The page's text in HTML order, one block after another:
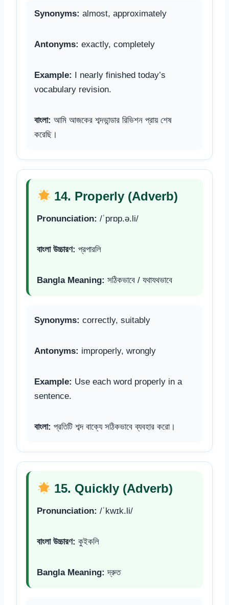
Synonyms: almost, approximately
Antonyms: exactly, completely
Example:
I nearly finished today’s
vocabulary revision.
বাংলা: আমি আজকের শব্দভান্ডার রিভিশন প্রায় শেষ
করেছি।
14. Properly (Adverb)
Pronunciation: /ˈprɒp.ə.li/
বাংলা উচ্চারণ: প্রপারলি
Bangla Meaning: সঠিকভাবে / যথাযথভাবে
Synonyms: correctly, suitably
Antonyms: improperly, wrongly
Example: Use each word properly in a
sentence.
বাংলা: প্রতিটি শব্দ বাক্যে সঠিকভাবে ব্যবহার করো।
15. Quickly (Adverb)
Pronunciation: /ˈkwɪk.li/
বাংলা উচ্চারণ: কুইকলি
Bangla Meaning: দ্রুত